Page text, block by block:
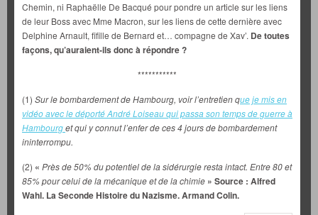
Chemin, ni Raphaëlle De Bacqué pour pondre un article sur les liens
de leur Boss avec Mme Macron, sur les liens de cette dernière avec
Delphine Arnault, fifille de Bernard et… compagne de Xav’. De toutes
façons, qu’auraient-ils donc à répondre ?
***********
(1) Sur le bombardement de Hambourg, voir l’entretien que je mis en
vidéo avec le déporté André Loiseau qui passa son temps de guerre à
Hambourget qui y connut l’enfer de ces 4 jours de bombardement
ininterrompu.
(2) « Près de 50% du potentiel de la sidérurgie resta intact. Entre 80 et
85% pour celui de la mécanique et de la chimie » Source : Alfred
Wahl. La Seconde Histoire du Nazisme. Armand Colin.